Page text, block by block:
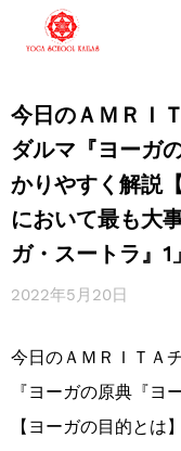
今日のＡＭＲＩ
ダルマ『ヨーガ
かりやすく解説
において最も大
ガ・スートラ』1
2022年5月20日
今日のＡＭＲＩＴＡ
『ヨーガの原典『ヨ
【ヨーガの目的とは